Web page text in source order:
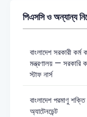
পিএসসি ও অন্যান্য
বাংলাদেশ সরকারী
মন্ত্রণালয় — সরকারি
স্টাফ নার্স
বাংলাদেশ পরমাণু
অ্যাটেনডেন্ট